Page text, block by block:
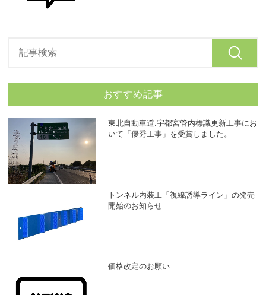
おすすめ記事
東北自動車道:宇都宮管内標識更新工事にお
いて「優秀工事」を受賞しました。
トンネル内装工「視線誘導ライン」の発売
開始のお知らせ
価格改定のお願い